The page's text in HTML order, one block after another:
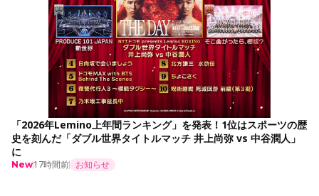
「2026年Lemino上年間ランキング」を発表！1位はスポーツの歴
史を刻んだ「ダブル世界タイトルマッチ 井上尚弥 vs 中谷潤人」
に
New17時間前 お知らせ